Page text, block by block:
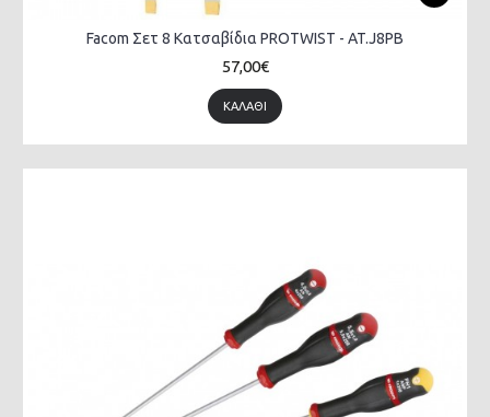
Facom Σετ 8 Κατσαβίδια PROTWIST - AT.J8PB
57,00€
ΚΑΛΆΘΙ